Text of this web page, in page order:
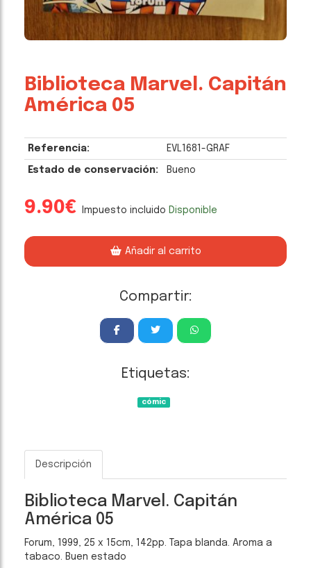
Biblioteca Marvel. Capitán
América 05
Referencia: EVL1681-GRAF
Estado de conservación: Bueno
9.90€ Impuesto incluido Disponible
Añadir al carrito
Compartir:
Etiquetas:
cómic
Descripción
Biblioteca Marvel. Capitán
América 05
Forum, 1999, 25 x 15cm, 142pp. Tapa blanda. Aroma a
tabaco. Buen estado